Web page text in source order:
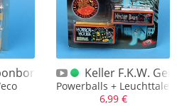
Blister 90er Jahre
Keller F.K.W.
Powerballs + Leuchttaler
6,99 €